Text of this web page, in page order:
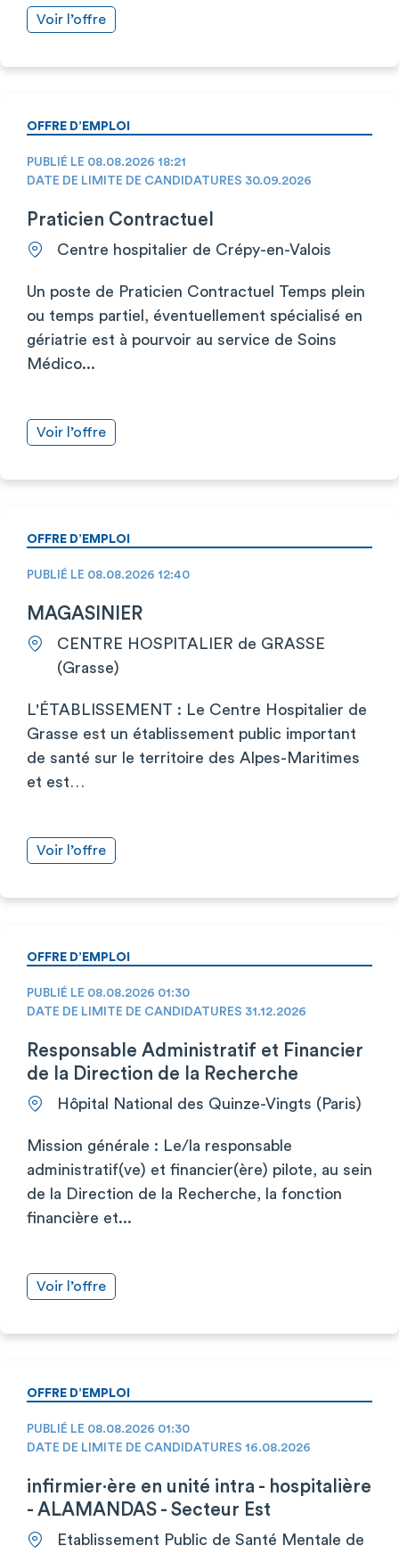
Voir l’offre
OFFRE D’EMPLOI
PUBLIÉ LE 08.08.2026 18:21
DATE DE LIMITE DE CANDIDATURES 30.09.2026
Praticien Contractuel
Centre hospitalier de Crépy-en-Valois
Un poste de Praticien Contractuel Temps plein
ou temps partiel, éventuellement spécialisé en
gériatrie est à pourvoir au service de Soins
Médico...
Voir l’offre
OFFRE D’EMPLOI
PUBLIÉ LE 08.08.2026 12:40
MAGASINIER
CENTRE HOSPITALIER de GRASSE
(Grasse)
L'ÉTABLISSEMENT : Le Centre Hospitalier de
Grasse est un établissement public important
de santé sur le territoire des Alpes-Maritimes
et est…
Voir l’offre
OFFRE D’EMPLOI
PUBLIÉ LE 08.08.2026 01:30
DATE DE LIMITE DE CANDIDATURES 31.12.2026
Responsable Administratif et Financier
de la Direction de la Recherche
Hôpital National des Quinze-Vingts (Paris)
Mission générale : Le/la responsable
administratif(ve) et financier(ère) pilote, au sein
de la Direction de la Recherche, la fonction
financière et...
Voir l’offre
OFFRE D’EMPLOI
PUBLIÉ LE 08.08.2026 01:30
DATE DE LIMITE DE CANDIDATURES 16.08.2026
infirmier·ère en unité intra - hospitalière
- ALAMANDAS - Secteur Est
Etablissement Public de Santé Mentale de